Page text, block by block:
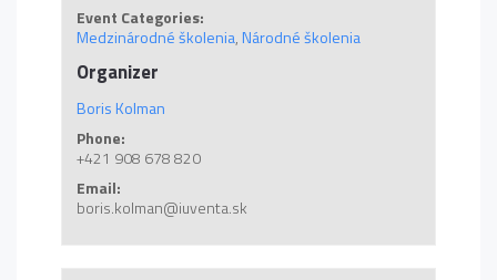
Event Categories:
Medzinárodné školenia, Národné školenia
Organizer
Boris Kolman
Phone:
+421 908 678 820
Email:
boris.kolman@iuventa.sk